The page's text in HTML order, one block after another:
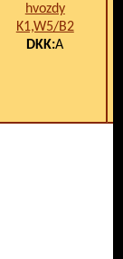
hvozdy
K1,W5/B2
DKK:A